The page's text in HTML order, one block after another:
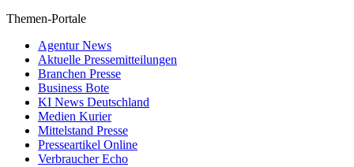
Themen-Portale
Agentur News
Aktuelle Pressemitteilungen
Branchen Presse
Business Bote
KI News Deutschland
Medien Kurier
Mittelstand Presse
Presseartikel Online
Verbraucher Echo